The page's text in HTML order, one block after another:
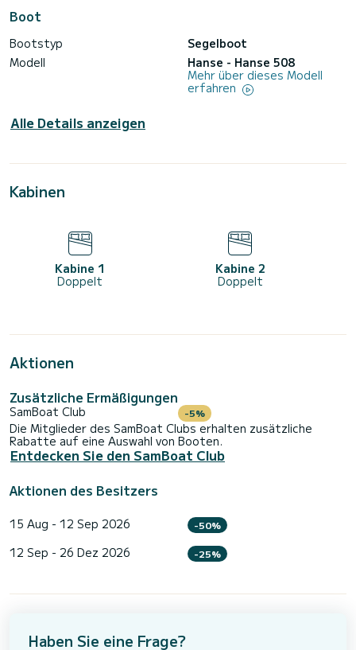
Boot
Bootstyp
Segelboot
Modell
Hanse - Hanse 508
Mehr über dieses Modell
erfahren
Alle Details anzeigen
Kabinen
Kabine 1
Doppelt
Kabine 2
Doppelt
Aktionen
Zusätzliche Ermäßigungen
SamBoat Club -5%
Die Mitglieder des SamBoat Clubs erhalten zusätzliche
Rabatte auf eine Auswahl von Booten.
Entdecken Sie den SamBoat Club
Aktionen des Besitzers
15 Aug - 12 Sep 2026 -50%
12 Sep - 26 Dez 2026 -25%
Haben Sie eine Frage?